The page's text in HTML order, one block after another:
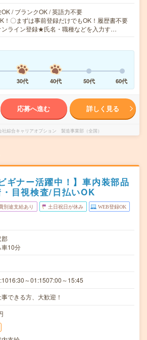
/ ブランクOK / 英語力不要
！〇まずは事前登録だけでもOK！履歴書不要
ンライン登録★氏名・職種などを入力す…
30代 40代 50代 60代
応募へ進む 詳しく見る
社綜合キャリアオプション 製造事業部（全国）
ギナー活躍中！】車内装部品
目視検査/日払いOK
別途支給あり 土日祝日が休み WEB登録OK
郡
車10分
～01:1507:00～15:45
できる方、大歓迎！